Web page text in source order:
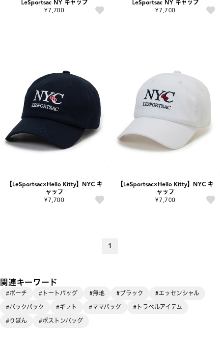
LeSportsac NY キャップ
¥7,700
LeSportsac NY キャップ
¥7,700
【LeSportsac×Hello Kitty】NYC キ
ャップ
¥7,700
【LeSportsac×Hello Kitty】NYC キ
ャップ
¥7,700
1
関連キーワード
#ポーチ #トートバッグ #無地 #ブラック
#エッセンシャル
#バックパック
#ギフト #ママバッグ
#トラベルアイテム
#りぼん
#ボストンバッグ